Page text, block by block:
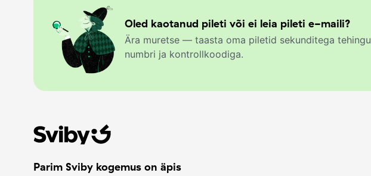
Oled kaotanud pileti või ei leia pileti e-maili?
Ära muretse — taasta oma piletid sekunditega tehingu
numbri ja kontrollkoodiga.
Parim Sviby kogemus on äpis